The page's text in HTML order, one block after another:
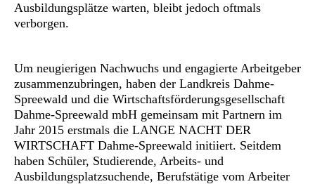
Ausbildungsplätze warten, bleibt jedoch oftmals
verborgen.
Um neugierigen Nachwuchs und engagierte Arbeitgeber
zusammenzubringen, haben der Landkreis Dahme-
Spreewald und die Wirtschaftsförderungsgesellschaft
Dahme-Spreewald mbH gemeinsam mit Partnern im
Jahr 2015 erstmals die LANGE NACHT DER
WIRTSCHAFT Dahme-Spreewald initiiert. Seitdem
haben Schüler, Studierende, Arbeits- und
Ausbildungsplatzsuchende, Berufstätige vom Arbeiter